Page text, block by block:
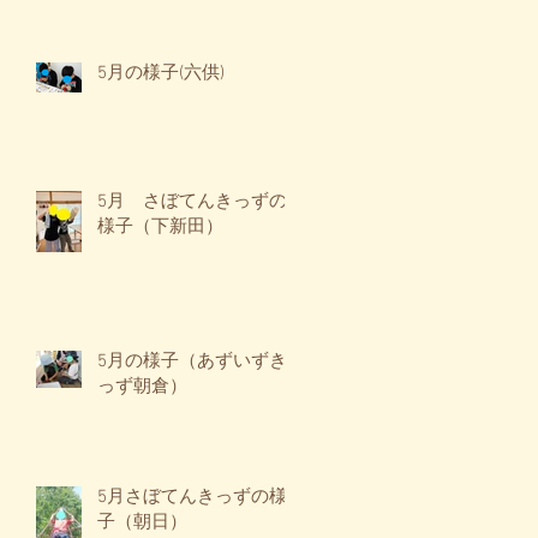
5月の様子(六供)
5月 さぼてんきっずの
様子（下新田）
5月の様子（あずいずき
っず朝倉）
5月さぼてんきっずの様
子（朝日）